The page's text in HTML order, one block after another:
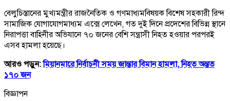
বেলুচিস্তানের মুখ্যমন্ত্রীর রাজনৈতিক ও গণমাধ্যমবিষয়ক বিশেষ সহকারী রিন্দ
সামাজিক যোগাযোগমাধ্যম এক্সে লেখেন, গত দুই দিনে প্রদেশের বিভিন্ন স্থানে
নিরাপত্তা বাহিনীর অভিযানে ৭০ জনের বেশি সন্ত্রাসী নিহত হওয়ার পরপরই
এসব হামলা হয়েছে।
আরও পড়ুন:মিয়ানমারে নির্বাচনী সময় জান্তার বিমান হামলা, নিহত অন্তত
১৭০ জন
বিজ্ঞাপন